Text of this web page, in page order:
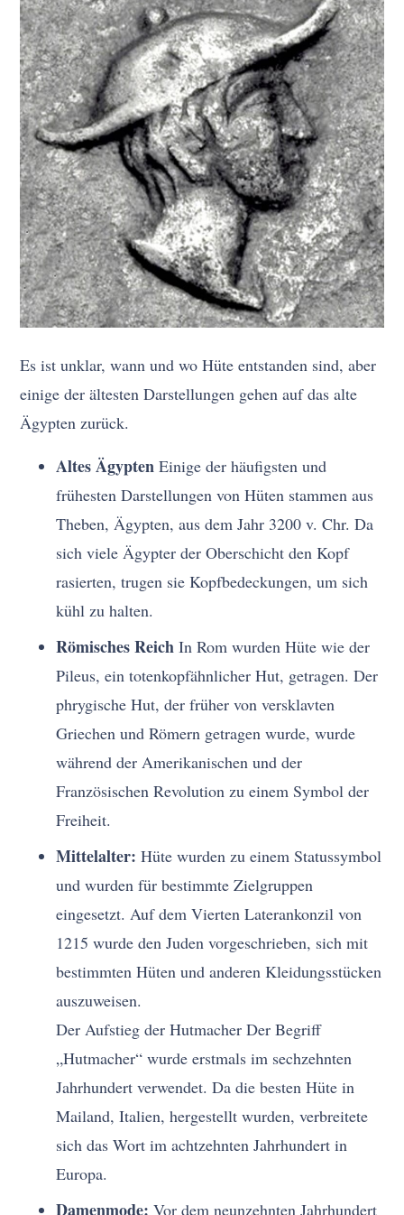
Es ist unklar, wann und wo Hüte entstanden sind, aber
einige der ältesten Darstellungen gehen auf das alte
Ägypten zurück.
Altes Ägypten Einige der häufigsten und
frühesten Darstellungen von Hüten stammen aus
Theben, Ägypten, aus dem Jahr 3200 v. Chr. Da
sich viele Ägypter der Oberschicht den Kopf
rasierten, trugen sie Kopfbedeckungen, um sich
kühl zu halten.
Römisches Reich In Rom wurden Hüte wie der
Pileus, ein totenkopfähnlicher Hut, getragen. Der
phrygische Hut, der früher von versklavten
Griechen und Römern getragen wurde, wurde
während der Amerikanischen und der
Französischen Revolution zu einem Symbol der
Freiheit.
Mittelalter: Hüte wurden zu einem Statussymbol
und wurden für bestimmte Zielgruppen
eingesetzt. Auf dem Vierten Laterankonzil von
1215 wurde den Juden vorgeschrieben, sich mit
bestimmten Hüten und anderen Kleidungsstücken
auszuweisen.
Der Aufstieg der Hutmacher Der Begriff
„Hutmacher“ wurde erstmals im sechzehnten
Jahrhundert verwendet. Da die besten Hüte in
Mailand, Italien, hergestellt wurden, verbreitete
sich das Wort im achtzehnten Jahrhundert in
Europa.
Damenmode: Vor dem neunzehnten Jahrhundert